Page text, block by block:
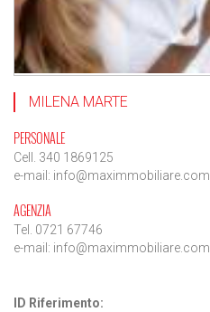
MILENA MARTE
PERSONALE
Cell. 340 1869125
e-mail: info@maximmobiliare.com
AGENZIA
Tel. 0721 67746
e-mail: info@maximmobiliare.com
ID Riferimento: